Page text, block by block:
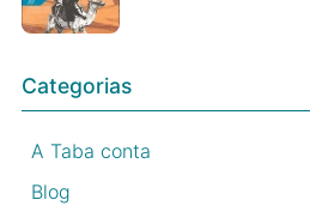
Categorias
A Taba conta
Blog